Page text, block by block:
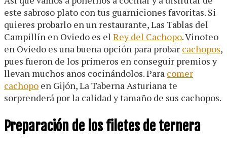
este sabroso plato con tus guarniciones favoritas. Si
quieres probarlo en un restaurante, Las Tablas del
Campillín en Oviedo es el Rey del Cachopo. Vinoteo
en Oviedo es una buena opción para probar cachopos,
pues fueron de los primeros en conseguir premios y
llevan muchos años cocinándolos. Para comer
cachopo en Gijón, La Taberna Asturiana te
sorprenderá por la calidad y tamaño de sus cachopos.
Preparación de los filetes de ternera